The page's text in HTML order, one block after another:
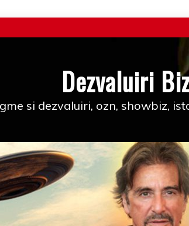
Dezvaluiri
si dezvaluiri, ozn, showbiz,